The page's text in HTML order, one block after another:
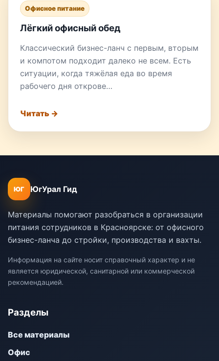
Офисное питание
Лёгкий офисный обед
Классический бизнес-ланч с первым, вторым
и компотом подходит далеко не всем. Есть
ситуации, когда тяжёлая еда во время
рабочего дня открове…
Читать →
ЮГ ЮгУрал Гид
Материалы помогают разобраться в организации
питания сотрудников в Красноярске: от офисного
бизнес-ланча до стройки, производства и вахты.
Информация на сайте носит справочный характер и не
является юридической, санитарной или коммерческой
рекомендацией.
Разделы
Все материалы
Офис